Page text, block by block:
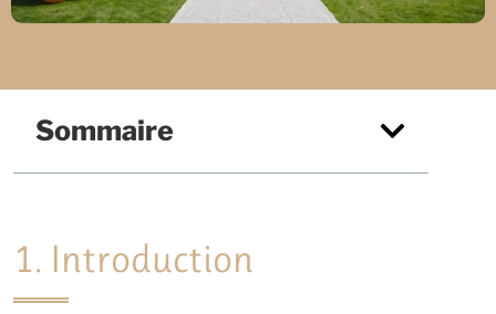
Sommaire
1. Introduction